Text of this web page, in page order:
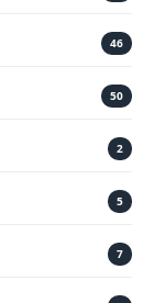
46
50
2
5
7